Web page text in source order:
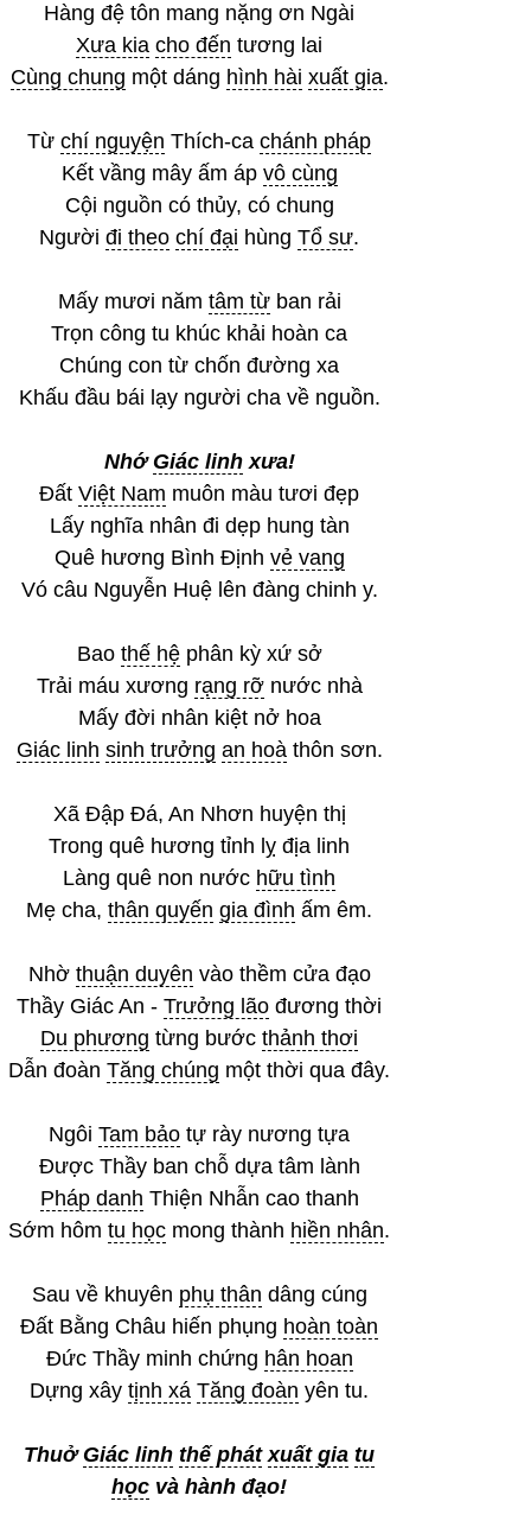
Hàng đệ tôn mang nặng ơn Ngài
Xưa kia cho đến tương lai
Cùng chung một dáng hình hài xuất gia.
Từ chí nguyện Thích-ca chánh pháp
Kết vầng mây ấm áp vô cùng
Cội nguồn có thủy, có chung
Người đi theo chí đại hùng Tổ sư.
Mấy mươi năm tâm từban rải
Trọn công tu khúc khải hoàn ca
Chúng con từ chốn đường xa
Khấu đầu bái lạy người cha về nguồn.
Nhớ Giác linhxưa!
Đất Việt Nam muôn màu tươi đẹp
Lấy nghĩa nhân đi dẹp hung tàn
Quê hương Bình Định vẻ vang
Vó câu Nguyễn Huệ lên đàng chinh y.
Bao thế hệphân kỳ xứ sở
Trải máu xương rạng rỡnước nhà
Mấy đời nhân kiệt nở hoa
Giác linh sinh trưởng an hoàthôn sơn.
Xã Đập Đá, An Nhơn huyện thị
Trong quê hương tỉnh lỵ địa linh
Làng quê non nước hữu tình
Mẹ cha, thân quyến gia đình ấm êm.
Nhờ thuận duyên vào thềm cửa đạo
Thầy Giác An - Trưởng lão đương thời
Du phương từng bước thảnh thơi
Dẫn đoàn Tăng chúng một thời qua đây.
Ngôi Tam bảo tự rày nương tựa
Được Thầy ban chỗ dựa tâm lành
Pháp danh Thiện Nhẫn cao thanh
Sớm hôm tu học mong thành hiền nhân.
Sau về khuyên phụ thân dâng cúng
Đất Bằng Châu hiến phụng hoàn toàn
Đức Thầy minh chứng hân hoan
Dựng xây tịnh xá Tăng đoàn yên tu.
Thuở Giác linh thế phát xuất gia tu
học và hành đạo!